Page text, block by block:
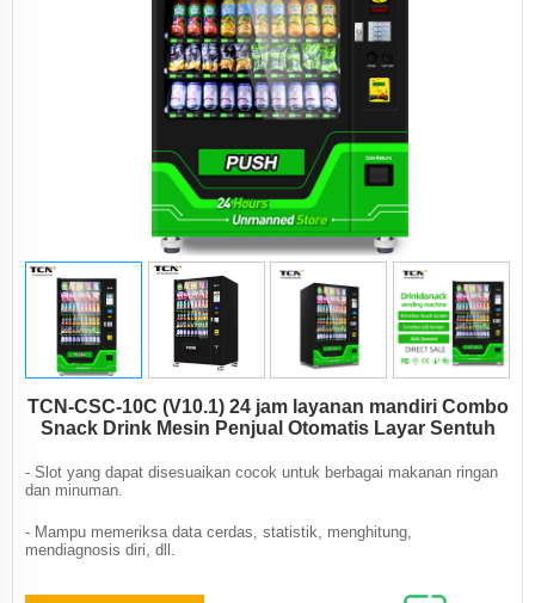
TCN-CSC-10C (V10.1) 24 jam layanan mandiri Combo
Snack Drink Mesin Penjual Otomatis Layar Sentuh
- Slot yang dapat disesuaikan cocok untuk berbagai makanan ringan
dan minuman.
- Mampu memeriksa data cerdas, statistik, menghitung,
mendiagnosis diri, dll.